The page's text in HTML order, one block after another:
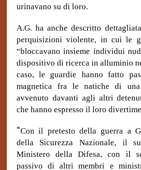
urinavano su di loro.
A.G. ha anche descritto
perquisizioni violente, in cui le
“bloccavano insieme individui
dispositivo di ricerca in alluminio
caso, le guardie hanno fatto
magnetica fra le natiche di
avvenuto davanti agli altri
che hanno espresso il loro
“Con il pretesto della guerra a
della Sicurezza Nazionale, il
Ministero della Difesa, con il
passivo di altri membri e